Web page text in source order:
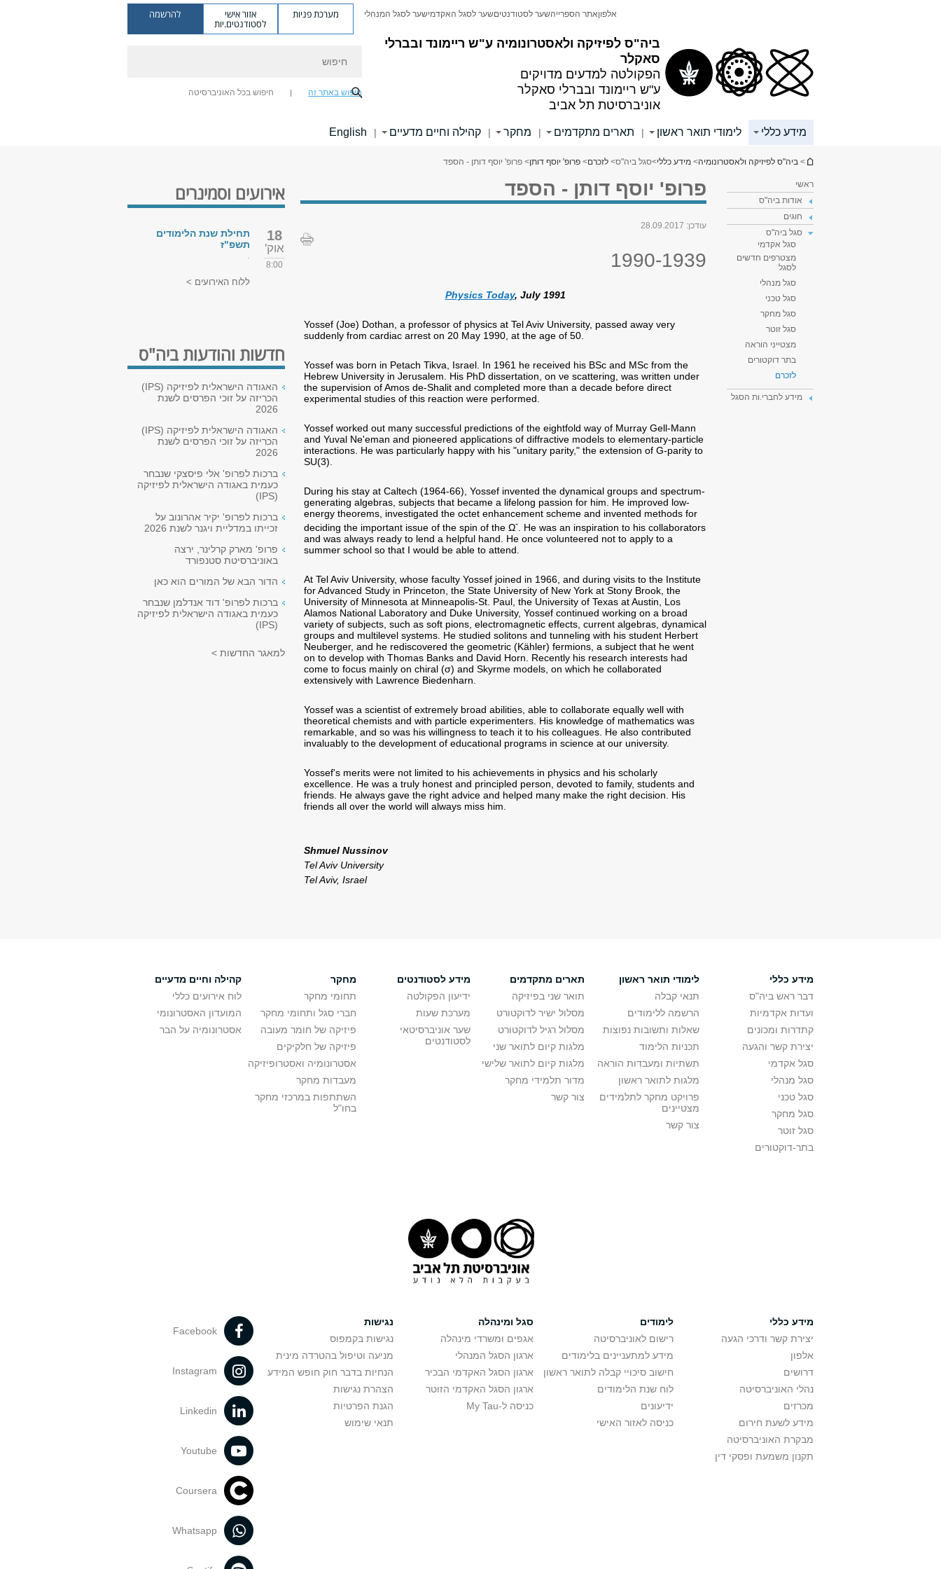
ביה"ס לפיזיקה ולאסטרונומיה ע"ש ריימונד ובברלי
סאקלר
הפקולטה למדעים מדויקים
ע"ש ריימונד ובברלי סאקלר
אוניברסיטת תל אביב
אלפוןאתר הספרייהשער לסטודנטיםשער לסגל האקדמישער לסגל המנהלי מערכת פניות אזור אישי
לסטודנטים.יות
להרשמה
חיפוש באתר זה חיפוש בכל האוניברסיטה
מידע כללי לימודי תואר ראשון | תארים מתקדמים | מחקר | קהילה וחיים מדעיים |
English
הינך נמצא כאן
> ביה"ס לפיזיקה ולאסטרונומיה> מידע כללי>סגל ביה"ס> לזכרם> פרופ' יוסף דותן> פרופ' יוסף דותן - הספד
ראשי
אודות ביה"ס
חוגים
סגל ביה"ס
סגל אקדמי
מצטרפים חדשים
לסגל
סגל מנהלי
סגל טכני
סגל מחקר
סגל זוטר
מצטייני הוראה
בתר דוקטורים
לזכרם
מידע לחברי.ות הסגל
פרופ' יוסף דותן - הספד
עודכן: 28.09.2017
1990-1939
Physics Today, July 1991
Yossef (Joe) Dothan, a professor of physics at Tel Aviv University, passed away very
suddenly from cardiac arrest on 20 May 1990, at the age of 50.
Yossef was born in Petach Tikva, Israel. In 1961 he received his BSc and MSc from the
Hebrew University in Jerusalem. His PhD dissertation, on νe scattering, was written under
the supervision of Amos de-Shalit and completed more than a decade before direct
experimental studies of this reaction were performed.
Yossef worked out many successful predictions of the eightfold way of Murray Gell-Mann
and Yuval Ne'eman and pioneered applications of diffractive models to elementary-particle
interactions. He was particularly happy with his "unitary parity," the extension of G-parity to
SU(3).
During his stay at Caltech (1964-66), Yossef invented the dynamical groups and spectrum-
generating algebras, subjects that became a lifelong passion for him. He improved low-
energy theorems, investigated the octet enhancement scheme and invented methods for
deciding the important issue of the spin of the Ω-
. He was an inspiration to his collaborators
and was always ready to lend a helpful hand. He once volunteered not to apply to a
summer school so that I would be able to attend.
At Tel Aviv University, whose faculty Yossef joined in 1966, and during visits to the Institute
for Advanced Study in Princeton, the State University of New York at Stony Brook, the
University of Minnesota at Minneapolis-St. Paul, the University of Texas at Austin, Los
Alamos National Laboratory and Duke University, Yossef continued working on a broad
variety of subjects, such as soft pions, electromagnetic effects, current algebras, dynamical
groups and multilevel systems. He studied solitons and tunneling with his student Herbert
Neuberger, and he rediscovered the geometric (Kähler) fermions, a subject that he went
on to develop with Thomas Banks and David Horn. Recently his research interests had
come to focus mainly on chiral (σ) and Skyrme models, on which he collaborated
extensively with Lawrence Biedenharn.
Yossef was a scientist of extremely broad abilities, able to collaborate equally well with
theoretical chemists and with particle experimenters. His knowledge of mathematics was
remarkable, and so was his willingness to teach it to his colleagues. He also contributed
invaluably to the development of educational programs in science at our university.
Yossef's merits were not limited to his achievements in physics and his scholarly
excellence. He was a truly honest and principled person, devoted to family, students and
friends. He always gave the right advice and helped many make the right decision. His
friends all over the world will always miss him.
Shmuel Nussinov
Tel Aviv University
Tel Aviv, Israel
אירועים וסמינרים
18
אוק'
8:00
תחילת שנת הלימודים
תשפ"ז
.
ללוח האירועים >
חדשות והודעות ביה"ס
האגודה הישראלית לפיזיקה (IPS)
הכריזה על זוכי הפרסים לשנת
2026
האגודה הישראלית לפיזיקה (IPS)
הכריזה על זוכי הפרסים לשנת
2026
ברכות לפרופ' אלי פיסצקי שנבחר
כעמית באגודה הישראלית לפיזיקה
(IPS)
ברכות לפרופ' יקיר אהרונוב על
זכייתו במדליית ויגנר לשנת 2026
פרופ' מארק קרלינר, ירצה
באוניברסיטת סטנפורד
הדור הבא של המורים הוא כאן
ברכות לפרופ' דוד אנדלמן שנבחר
כעמית באגודה הישראלית לפיזיקה
(IPS)
למאגר החדשות >
מידע כללי
דבר ראש ביה"ס
ועדות אקדמיות
קתדרות ומכונים
יצירת קשר והגעה
סגל אקדמי
סגל מנהלי
סגל טכני
סגל מחקר
סגל זוטר
בתר-דוקטורים
לימודי תואר ראשון
תנאי קבלה
הרשמה ללימודים
שאלות ותשובות נפוצות
תכניות הלימוד
תשתיות ומעבדות הוראה
מלגות לתואר ראשון
פרויקט מחקר לתלמידים
מצטיינים
צור קשר
תארים מתקדמים
תואר שני בפיזיקה
מסלול ישיר לדוקטורט
מסלול רגיל לדוקטורט
מלגות קיום לתואר שני
מלגות קיום לתואר שלישי
מדור תלמידי מחקר
צור קשר
מידע לסטודנטים
ידיעון הפקולטה
מערכת שעות
שער אוניברסיטאי
לסטודנטים
מחקר
תחומי מחקר
חברי סגל ותחומי מחקר
פיזיקה של חומר מעובה
פיזיקה של חלקיקים
אסטרונומיה ואסטרופיזיקה
מעבדות מחקר
השתתפות במרכזי מחקר
בחו"ל
קהילה וחיים מדעיים
לוח אירועים כללי
המועדון האסטרונומי
אסטרונומיה על הבר
מידע כללי
יצירת קשר ודרכי הגעה
אלפון
דרושים
נהלי האוניברסיטה
מכרזים
מידע לשעת חירום
מבקרת האוניברסיטה
תקנון משמעת ופסקי דין
לימודים
רישום לאוניברסיטה
מידע למתעניינים בלימודים
חישוב סיכויי קבלה לתואר ראשון
לוח שנת הלימודים
ידיעונים
כניסה לאזור האישי
סגל ומינהלה
אגפים ומשרדי מינהלה
ארגון הסגל המנהלי
ארגון הסגל האקדמי הבכיר
ארגון הסגל האקדמי הזוטר
כניסה ל-My Tau
נגישות
נגישות בקמפוס
מניעה וטיפול בהטרדה מינית
הנחיות בדבר חוק חופש המידע
הצהרת נגישות
הגנת הפרטיות
תנאי שימוש
Facebook
Instagram
Linkedin
Youtube
Coursera
Whatsapp